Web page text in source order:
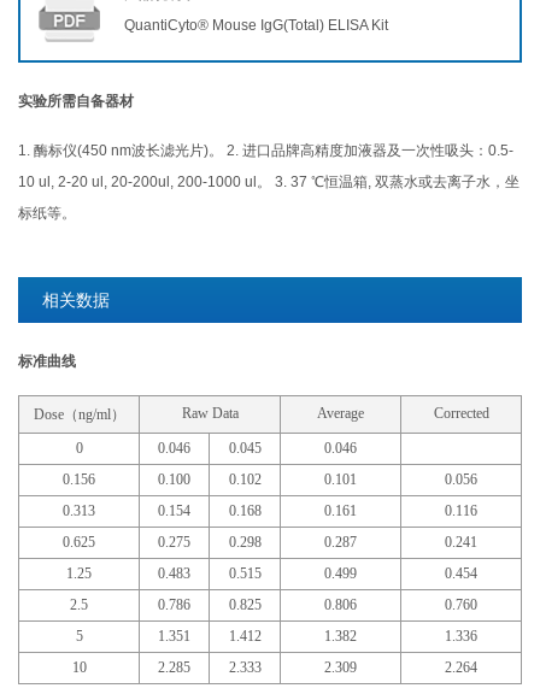
QuantiCyto® Mouse IgG(Total) ELISA Kit
实验所需自备器材
1. 酶标仪(450 nm波长滤光片)。 2. 进口品牌高精度加液器及一次性吸头：0.5-
10 ul, 2-20 ul, 20-200ul, 200-1000 ul。 3. 37 ℃恒温箱, 双蒸水或去离子水，坐
标纸等。
相关数据
标准曲线
Dose（ng/ml） Raw Data Average Corrected
0 0.046 0.045
0.046
0.156
0.100 0.102 0.101
0.056
0.313
0.154 0.168 0.161
0.116
0.625
0.275 0.298 0.287
0.241
1.25
0.483 0.515 0.499
0.454
2.5
0.786 0.825 0.806
0.760
5
1.351 1.412 1.382
1.336
10
2.285 2.333 2.309 2.264